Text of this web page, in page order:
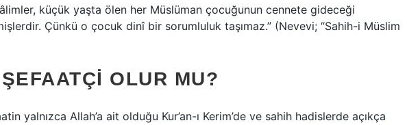
küçük yaşta ölen her Müslüman çocuğunun cennete gideceği
Çünkü o çocuk dinî bir sorumluluk taşımaz.” (Nevevi; “Sahih-i Müslim
OLUR MU?
yalnızca Allah’a ait olduğu Kur’an-ı Kerim’de ve sahih hadislerde açıkça